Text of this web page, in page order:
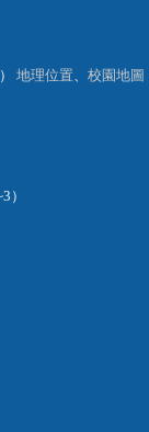
地理位置、 校園地圖
）